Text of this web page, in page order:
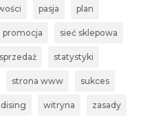
pasja plan
promocja sieć sklepowa
sprzedaż statystyki
strona www sukces
witryna zasady